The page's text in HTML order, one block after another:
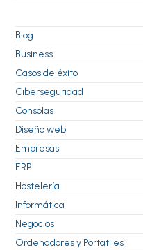
Blog
Business
Casos de éxito
Ciberseguridad
Consolas
Diseño web
Empresas
ERP
Hostelería
Informática
Negocios
Ordenadores y Portátiles